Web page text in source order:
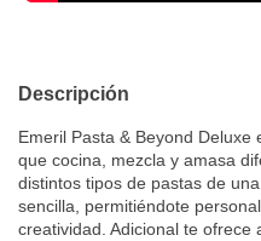
Descripción
Emeril Pasta & Beyond
que cocina, mezcla y amasa
distintos tipos de pastas de
sencilla, permitiéndote
creatividad. Adicional te ofrece